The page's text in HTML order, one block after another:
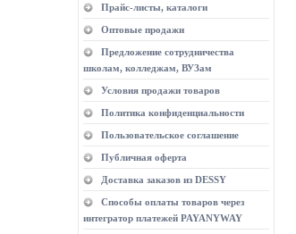
Прайс-листы, каталоги
Оптовые продажи
Предложение сотрудничества
школам, колледжам, ВУЗам
Условия продажи товаров
Политика конфиденциальности
Пользовательское соглашение
Публичная оферта
Доставка заказов из DESSY
Способы оплаты товаров через
интегратор платежей PAYANYWAY